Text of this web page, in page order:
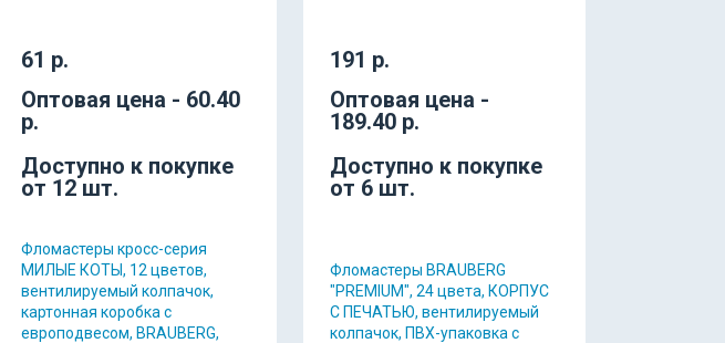
61 р.
Оптовая цена - 60.40
р.
Доступно к покупке
от 12 шт.
Фломастеры кросс-серия
МИЛЫЕ КОТЫ, 12 цветов,
вентилируемый колпачок,
картонная коробка с
европодвесом, BRAUBERG,
191 р.
Оптовая цена -
189.40 р.
Доступно к покупке
от 6 шт.
Фломастеры BRAUBERG
"PREMIUM", 24 цвета, КОРПУС
С ПЕЧАТЬЮ, вентилируемый
колпачок, ПВХ-упаковка с